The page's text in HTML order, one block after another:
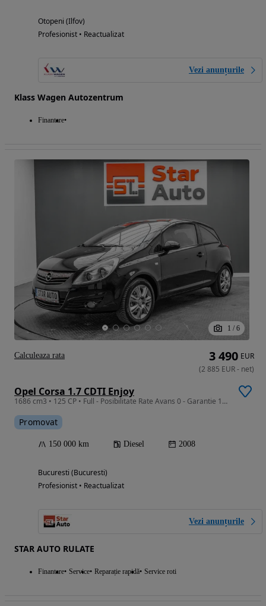
Otopeni (Ilfov)
Profesionist • Reactualizat
Vezi anunțurile
Klass Wagen Autozentrum
Finantare
1 / 6
Opel Corsa 1.7 CDTI Enjoy
1686 cm3 • 125 CP • Full - Posibilitate Rate Avans 0 - Garantie 12 Luni - IMPECABILA
Promovat
150 000 km Diesel 2008
Bucuresti (Bucuresti)
Profesionist • Reactualizat
Vezi anunțurile
STAR AUTO RULATE
Finantare Service Reparație rapidă Service roti
3 490 EUR
(2 885 EUR- net)
Calculeaza rata